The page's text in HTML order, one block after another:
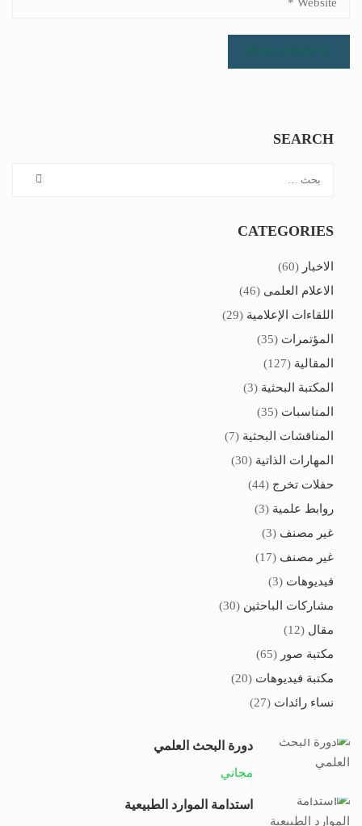
SEARCH
CATEGORIES
الاخبار (60)
الاعلام العلمى (46)
اللقاءات الإعلامية (29)
المؤتمرات (35)
المقالية (127)
المكتبة البحثية (3)
المناسبات (35)
المناقشات البحثية (7)
المهارات الذاتية (30)
حفلات تخرج (44)
روابط علمية (3)
غير مصنف (3)
غير مصنف (17)
فيديوهات (3)
مشاركات الباحثين (30)
مقال (12)
مكتبة صور (65)
مكتبة فيديوهات (20)
نساء رائدات (27)
دورة البحث العلمي
مجاني
استدامة الموارد الطبيعية